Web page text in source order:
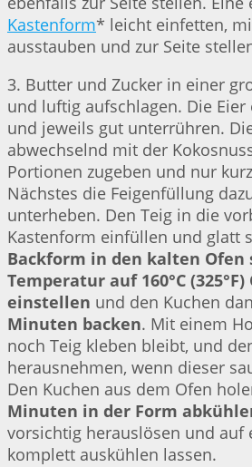
Kastenform* leicht einfetten,
ausstauben und zur Seite
3. Butter und Zucker in einer
und luftig aufschlagen. Die Eier
und jeweils gut unterrühren.
abwechselnd mit der
Portionen zugeben und nur
Nächstes die Feigenfüllung
unterheben. Den Teig in die
Kastenform einfüllen und glatt
Backform in den kalten Ofen
Temperatur auf 160°C
einstellen und den Kuchen
Minuten backen. Mit einem
noch Teig kleben bleibt, und
herausnehmen, wenn dieser
Den Kuchen aus dem Ofen
Minuten in der Form
vorsichtig herauslösen und auf
komplett auskühlen lassen.